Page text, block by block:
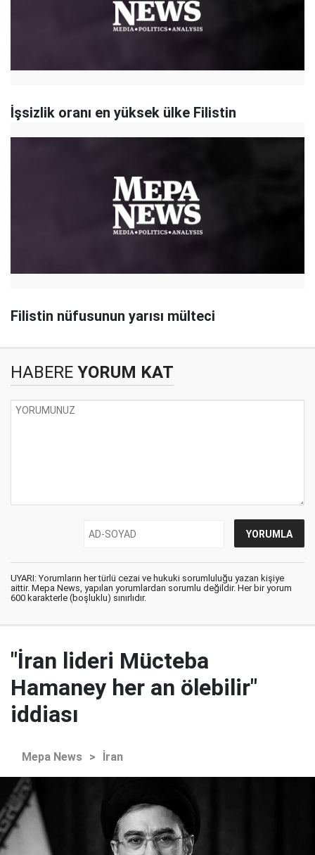
İşsizlik oranı en yüksek ülke Filistin
Filistin nüfusunun yarısı mülteci
HABERE YORUM KAT
UYARI: Yorumların her türlü cezai ve hukuki sorumluluğu yazan kişiye
aittir. Mepa News, yapılan yorumlardan sorumlu değildir. Her bir yorum
600 karakterle (boşluklu) sınırlıdır.
"İran lideri Mücteba
Hamaney her an ölebilir"
iddiası
Mepa News > İran